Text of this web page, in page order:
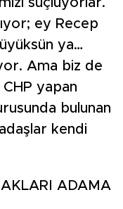
suçluyorlar.
ey Recep
ya…
Ama biz de
yapan
bulunan
kendi
ADAMA